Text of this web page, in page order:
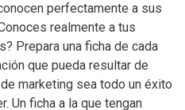
perfectamente a sus
realmente a tus
Prepara una ficha de cada
que pueda resultar de
marketing sea todo un éxito
Un ficha a la que tengan